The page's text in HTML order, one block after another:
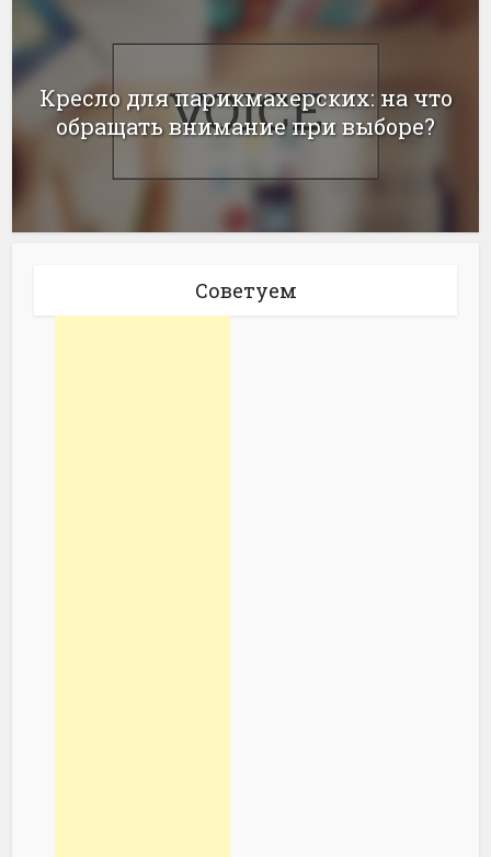
Кресло для парикмахерских: на что
обращать внимание при выборе?
Советуем